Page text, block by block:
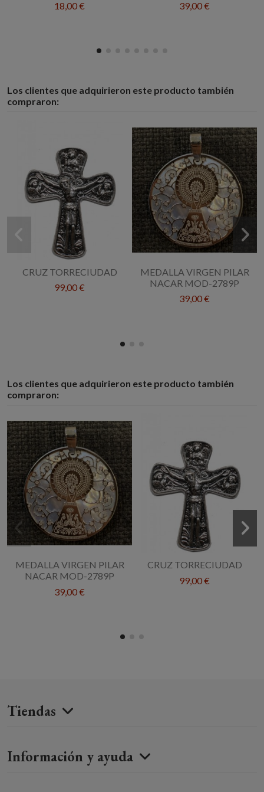
18,00 €
39,00 €
Los clientes que adquirieron este producto también
compraron:
CRUZ TORRECIUDAD
99,00 €
MEDALLA VIRGEN PILAR
NACAR MOD-2789P
39,00 €
Los clientes que adquirieron este producto también
compraron:
MEDALLA VIRGEN PILAR
NACAR MOD-2789P
39,00 €
CRUZ TORRECIUDAD
99,00 €
Tiendas
Información y ayuda